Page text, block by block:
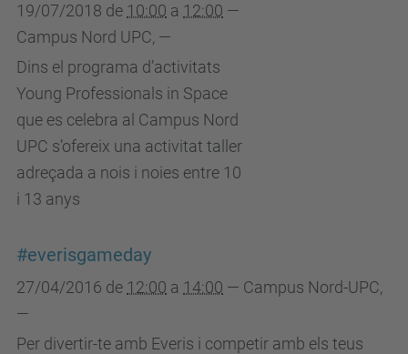
19/07/2018 de 10:00 a 12:00 —
Campus Nord UPC, —
Dins el programa d’activitats
Young Professionals in Space
que es celebra al Campus Nord
UPC s’ofereix una activitat taller
adreçada a nois i noies entre 10
i 13 anys
#everisgameday
27/04/2016 de 12:00 a 14:00 — Campus Nord-UPC,
—
Per divertir-te amb Everis i competir amb els teus